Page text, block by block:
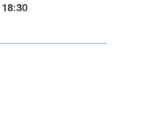
18:30